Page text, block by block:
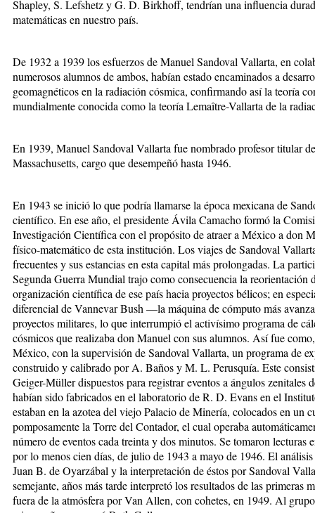
Shapley, S. Lefshetz y G. D. Birkhoff, tendrían una influencia
matemáticas en nuestro país.
De 1932 a 1939 los esfuerzos de Manuel Sandoval Vallarta, en
numerosos alumnos de ambos, habían estado encaminados a
geomagnéticos en la radiación cósmica, confirmando así la teoría
mundialmente conocida como la teoría Lemaître-Vallarta de la
En 1939, Manuel Sandoval Vallarta fue nombrado profesor titular
Massachusetts, cargo que desempeñó hasta 1946.
En 1943 se inició lo que podría llamarse la época mexicana de
científico. En ese año, el presidente Ávila Camacho formó la
Investigación Científica con el propósito de atraer a México a don
físico-matemático de esta institución. Los viajes de Sandoval
frecuentes y sus estancias en esta capital más prolongadas. La
Segunda Guerra Mundial trajo como consecuencia la reorientación
organización científica de ese país hacia proyectos bélicos; en
diferencial de Vannevar Bush —la máquina de cómputo más
proyectos militares, lo que interrumpió el activísimo programa de
cósmicos que realizaba don Manuel con sus alumnos. Así fue
México, con la supervisión de Sandoval Vallarta, un programa de
construido y calibrado por A. Baños y M. L. Perusquía. Este
Geiger-Müller dispuestos para registrar eventos a ángulos zenitales
habían sido fabricados en el laboratorio de R. D. Evans en el
estaban en la azotea del viejo Palacio de Minería, colocados en un
pomposamente la Torre del Contador, el cual operaba
número de eventos cada treinta y dos minutos. Se tomaron lecturas
por lo menos cien días, de julio de 1943 a mayo de 1946. El
Juan B. de Oyarzábal y la interpretación de éstos por Sandoval
semejante, años más tarde interpretó los resultados de las primeras
fuera de la atmósfera por Van Allen, con cohetes, en 1949. Al